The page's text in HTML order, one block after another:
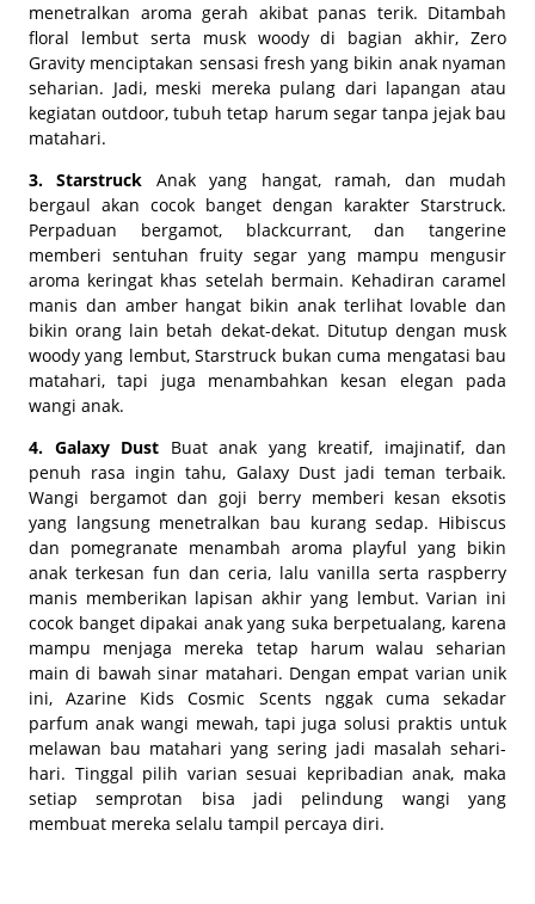
menetralkan aroma gerah akibat panas terik. Ditambah
floral lembut serta musk woody di bagian akhir, Zero
Gravity menciptakan sensasi fresh yang bikin anak nyaman
seharian. Jadi, meski mereka pulang dari lapangan atau
kegiatan outdoor, tubuh tetap harum segar tanpa jejak bau
matahari.
3. Starstruck Anak yang hangat, ramah, dan mudah
bergaul akan cocok banget dengan karakter Starstruck.
Perpaduan bergamot, blackcurrant, dan tangerine
memberi sentuhan fruity segar yang mampu mengusir
aroma keringat khas setelah bermain. Kehadiran caramel
manis dan amber hangat bikin anak terlihat lovable dan
bikin orang lain betah dekat-dekat. Ditutup dengan musk
woody yang lembut, Starstruck bukan cuma mengatasi bau
matahari, tapi juga menambahkan kesan elegan pada
wangi anak.
4. Galaxy Dust Buat anak yang kreatif, imajinatif, dan
penuh rasa ingin tahu, Galaxy Dust jadi teman terbaik.
Wangi bergamot dan goji berry memberi kesan eksotis
yang langsung menetralkan bau kurang sedap. Hibiscus
dan pomegranate menambah aroma playful yang bikin
anak terkesan fun dan ceria, lalu vanilla serta raspberry
manis memberikan lapisan akhir yang lembut. Varian ini
cocok banget dipakai anak yang suka berpetualang, karena
mampu menjaga mereka tetap harum walau seharian
main di bawah sinar matahari. Dengan empat varian unik
ini, Azarine Kids Cosmic Scents nggak cuma sekadar
parfum anak wangi mewah, tapi juga solusi praktis untuk
melawan bau matahari yang sering jadi masalah sehari-
hari. Tinggal pilih varian sesuai kepribadian anak, maka
setiap semprotan bisa jadi pelindung wangi yang
membuat mereka selalu tampil percaya diri.